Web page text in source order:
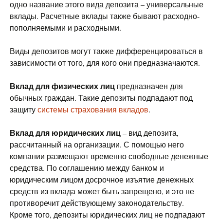
одно название этого вида депозита – универсальные
вклады. Расчетные вклады также бывают расходно-
пополняемыми и расходными.
Виды депозитов могут также дифференцироваться в
зависимости от того, для кого они предназначаются.
Вклад для физических лиц предназначен для
обычных граждан. Такие депозиты подпадают под
защитусистемы страхования вкладов.
Вклад для юридических лиц– вид депозита,
рассчитанный на организации. С помощью него
компании размещают временно свободные денежные
средства. По соглашению между банком и
юридическим лицом досрочное изъятие денежных
средств из вклада может быть запрещено, и это не
противоречит действующему законодательству.
Кроме того, депозиты юридических лиц не подпадают